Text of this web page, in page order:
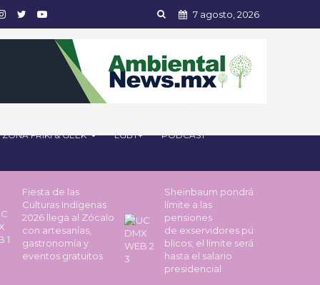
7 agosto, 2026
ZONA FRIKI & GEEK LGBT+ PODCAST
Fiesta de las
Culturas Indígenas
2026 llega al Zócalo
con artesanías,
gastronomía y
eventos gratuitos
Sheinbaum pondrá
límite a las
pensiones
de exservidores pú
blicos; el límite será
hasta el salario
presidencial